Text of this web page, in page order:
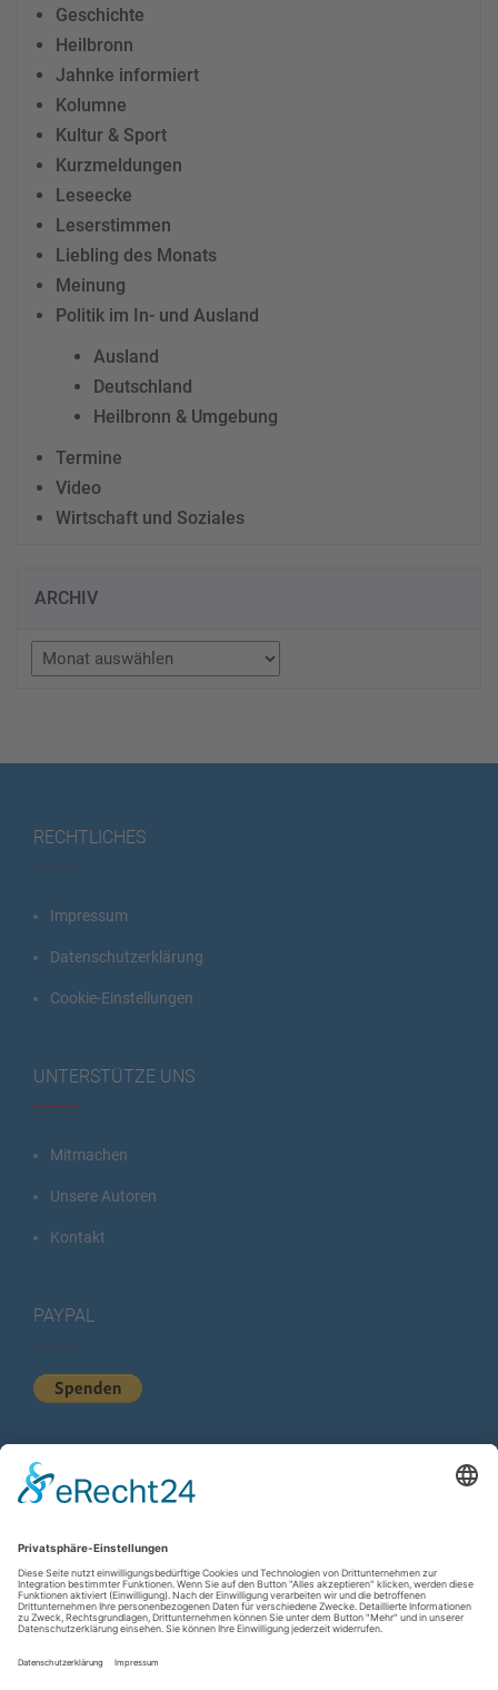
Geschichte
Heilbronn
Jahnke informiert
Kolumne
Kultur & Sport
Kurzmeldungen
Leseecke
Leserstimmen
Liebling des Monats
Meinung
Politik im In- und Ausland
Ausland
Deutschland
Heilbronn & Umgebung
Termine
Video
Wirtschaft und Soziales
ARCHIV
Archiv
RECHTLICHES
Impressum
Datenschutzerklärung
Cookie-Einstellungen
UNTERSTÜTZE UNS
Mitmachen
Unsere Autoren
Kontakt
PAYPAL
KURZSTATISTIK
Total Views:613.669
Besucher gesamt:223.989
Gesamt Beiträge: